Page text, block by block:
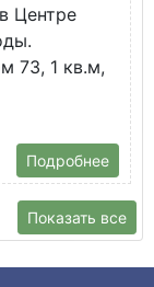
Центре
73, 1 кв.м,
Подробнее
Показать все